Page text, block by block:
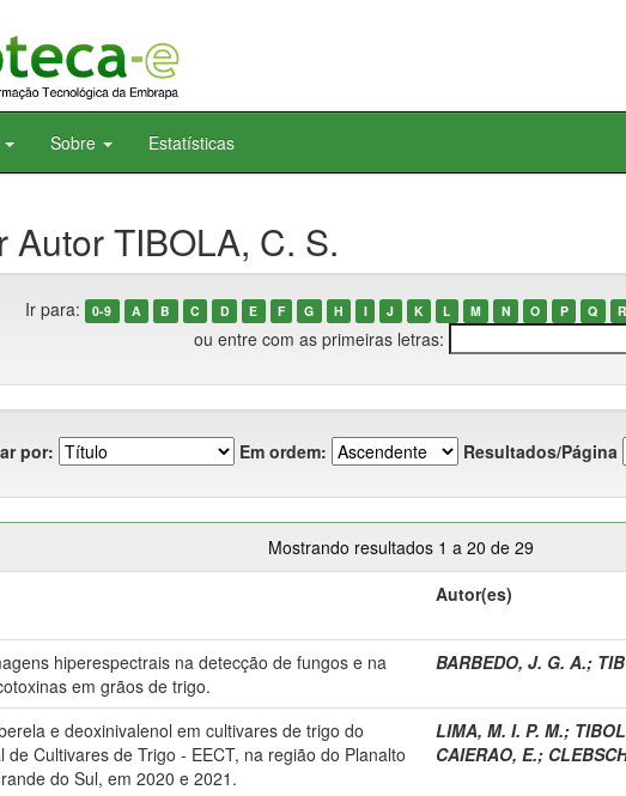
Sobre Estatísticas
Autor TIBOLA, C. S.
Ir para: 0-9 A B C D E F G H I J K L M N O P Q R
ou entre com as primeiras letras:
por: Em ordem: Resultados/Página
Mostrando resultados 1 a 20 de 29
Autor(es)
hiperespectrais na detecção de fungos e na
em grãos de trigo.
BARBEDO, J. G. A.;
e deoxinivalenol em cultivares de trigo do
de Cultivares de Trigo - EECT, na região do Planalto
do Sul, em 2020 e 2021.
LIMA, M. I. P. M.;
CAIERAO, E.;